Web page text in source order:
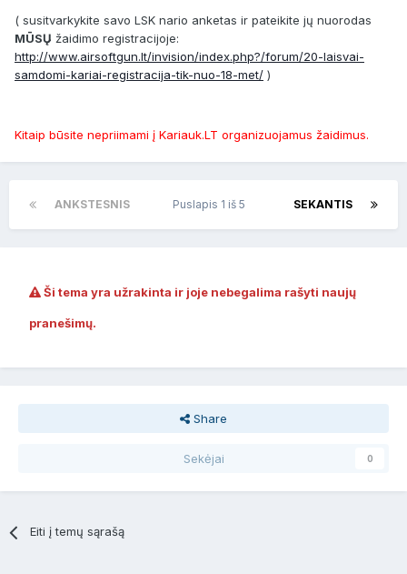
( susitvarkykite savo LSK nario anketas ir pateikite jų nuorodas
MŪSŲ žaidimo registracijoje:
http://www.airsoftgun.lt/invision/index.php?/forum/20-laisvai-
samdomi-kariai-registracija-tik-nuo-18-met/ )
Kitaip būsite nepriimami į Kariauk.LT organizuojamus žaidimus.
ANKSTESNIS SEKANTIS
Puslapis 1 iš 5
Ši tema yra užrakinta ir joje nebegalima rašyti naujų
pranešimų.
Share
Sekėjai 0
Eiti į temų sąrašą